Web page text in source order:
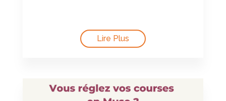
Lire Plus